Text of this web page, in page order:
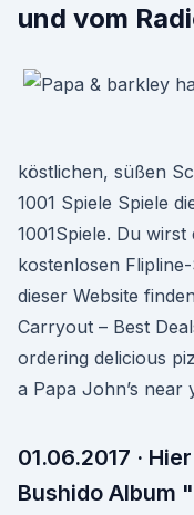
und vom
köstlichen, süßen
1001 Spiele Spiele
1001Spiele. Du
kostenlosen
dieser Website
Carryout – Best
ordering delicious
a Papa John’s near
01.06.2017 ·
Bushido Album